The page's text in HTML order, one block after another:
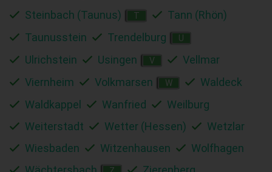
Steinbach (Taunus)
T
Tann (Rhön)
Taunusstein
Trendelburg U
Ulrichstein Usingen V
Vellmar
Viernheim
Volkmarsen W
Waldeck
Waldkappel
Wanfried
Weilburg
Weiterstadt
Wetter (Hessen)
Wetzlar
Wiesbaden
Witzenhausen
Wolfhagen